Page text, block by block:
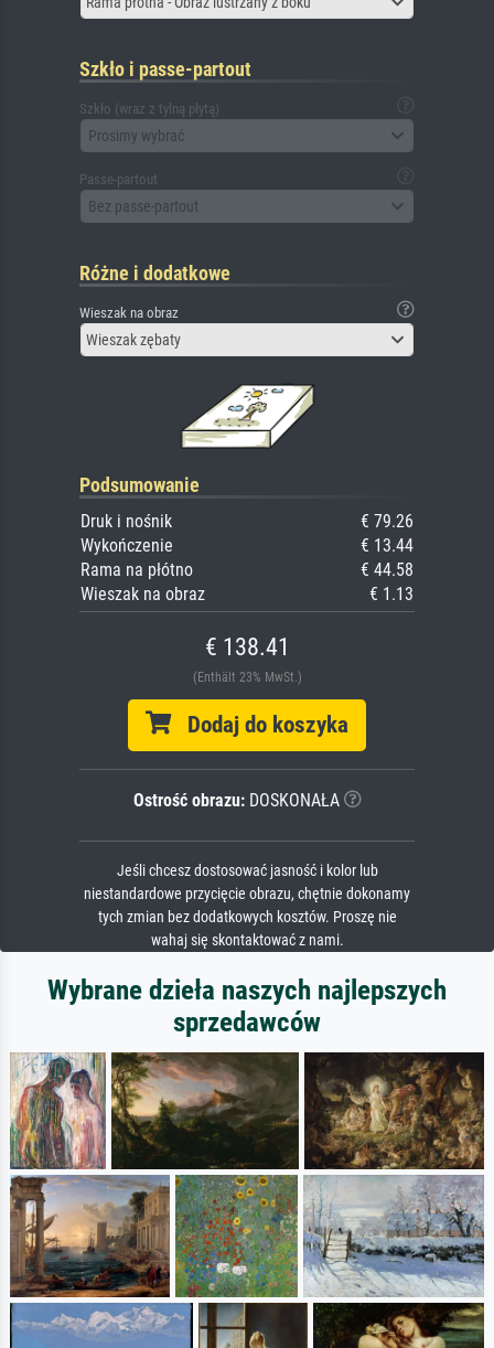
Szkło i passe-partout
Szkło (wraz z tylną płytą)
Prosimy wybrać
Passe-partout
Bez passe-partout
Różne i dodatkowe
Wieszak na obraz
Wieszak zębaty
Podsumowanie
Druk i nośnik
€ 79.26
Wykończenie
€ 13.44
Rama na płótno
€ 44.58
Wieszak na obraz
€ 1.13
€ 138.41
(Enthält 23% MwSt.)
Dodaj do koszyka
Ostrość obrazu:DOSKONAŁA
Jeśli chcesz dostosować jasność i kolor lub
niestandardowe przycięcie obrazu, chętnie dokonamy
tych zmian bez dodatkowych kosztów. Proszę nie
wahaj się skontaktować z nami.
Wybrane dzieła naszych najlepszych
sprzedawców